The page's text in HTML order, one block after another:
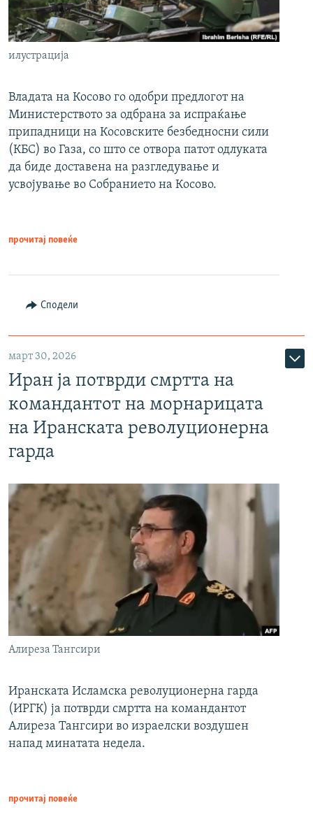
илустрација
Владата на Косово го одобри предлогот на
Министерството за одбрана за испраќање
припадници на Косовските безбедносни сили
(КБС) во Газа, со што се отвора патот одлуката
да биде доставена на разгледување и
усвојување во Собранието на Косово.
прочитај повеќе
Сподели
март 30, 2026
Иран ја потврди смртта на
командантот на морнарицата
на Иранската револуционерна
гарда
Алиреза Тангсири
Иранската Исламска револуционерна гарда
(ИРГК) ја потврди смртта на командантот
Алиреза Тангсири во израелски воздушен
напад минатата недела.
прочитај повеќе